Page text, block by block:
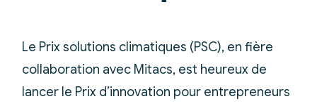
Le Prix solutions climatiques (PSC), en fière
collaboration avec Mitacs, est heureux de
lancer le Prix d’innovation pour entrepreneurs